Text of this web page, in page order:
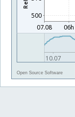
Open Source Software